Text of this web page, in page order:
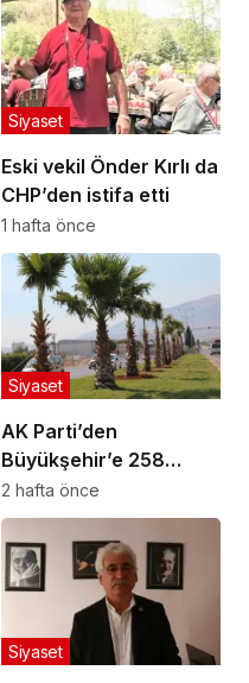
Eski vekil Önder Kırlı da
CHP’den istifa etti
Siyaset
1 hafta önce
AK Parti’den
Büyükşehir’e 258
Milyon Liralık Peyzaj
Harcaması Soruları
Siyaset
2 hafta önce
Siyaset